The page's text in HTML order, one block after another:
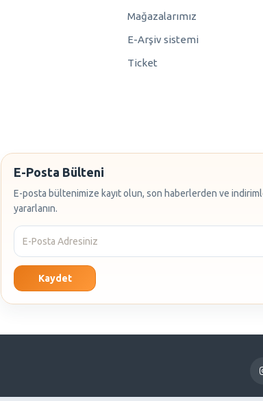
Mağazalarımız
E-Arşiv sistemi
Ticket
E-Posta Bülteni
E-posta bültenimize kayıt olun, son haberlerden ve
yararlanın.
Kaydet